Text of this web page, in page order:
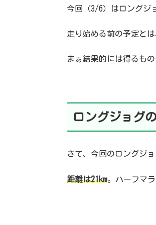
今回（3/6）はロングジ
走り始める前の予定と
まぁ結果的には得るも
ロングジョグ
さて、今回のロングジョ
距離は21km。ハーフマ